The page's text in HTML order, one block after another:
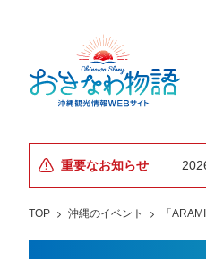
重要なお知らせ
TOP 沖縄のイベント 「